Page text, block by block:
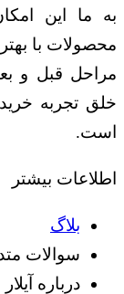
به ما این
محصولات با
مراحل قبل و
خلق تجربه
است.
اطلاعات بیشتر
بلاگ
سوالات
درباره